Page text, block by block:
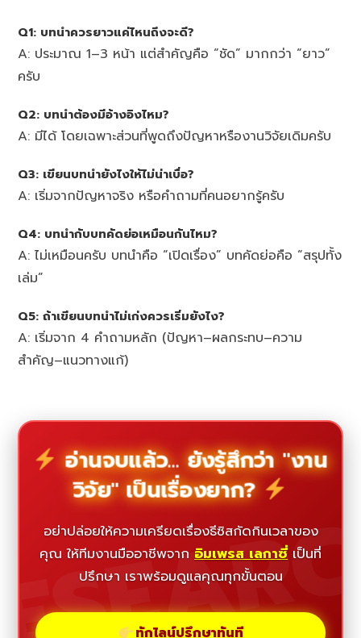
Q1: บทนำควรยาวแค่ไหนถึงจะดี?
A: ประมาณ 1–3 หน้า แต่สำคัญคือ “ชัด” มากกว่า “ยาว”
ครับ
Q2: บทนำต้องมีอ้างอิงไหม?
A: มีได้ โดยเฉพาะส่วนที่พูดถึงปัญหาหรืองานวิจัยเดิมครับ
Q3: เขียนบทนำยังไงให้ไม่น่าเบื่อ?
A: เริ่มจากปัญหาจริง หรือคำถามที่คนอยากรู้ครับ
Q4: บทนำกับบทคัดย่อเหมือนกันไหม?
A: ไม่เหมือนครับ บทนำคือ “เปิดเรื่อง” บทคัดย่อคือ “สรุปทั้ง
เล่ม”
Q5: ถ้าเขียนบทนำไม่เก่งควรเริ่มยังไง?
A: เริ่มจาก 4 คำถามหลัก (ปัญหา–ผลกระทบ–ความ
สำคัญ–แนวทางแก้)
อ่านจบแล้ว... ยังรู้สึกว่า "งาน
วิจัย" เป็นเรื่องยาก?
อย่าปล่อยให้ความเครียดเรื่องธีซิสกัดกินเวลาของ
คุณ ให้ทีมงานมืออาชีพจาก อิมเพรส เลกาซี่ เป็นที่
ปรึกษา เราพร้อมดูแลคุณทุกขั้นตอน
ทักไลน์ปรึกษาทันที